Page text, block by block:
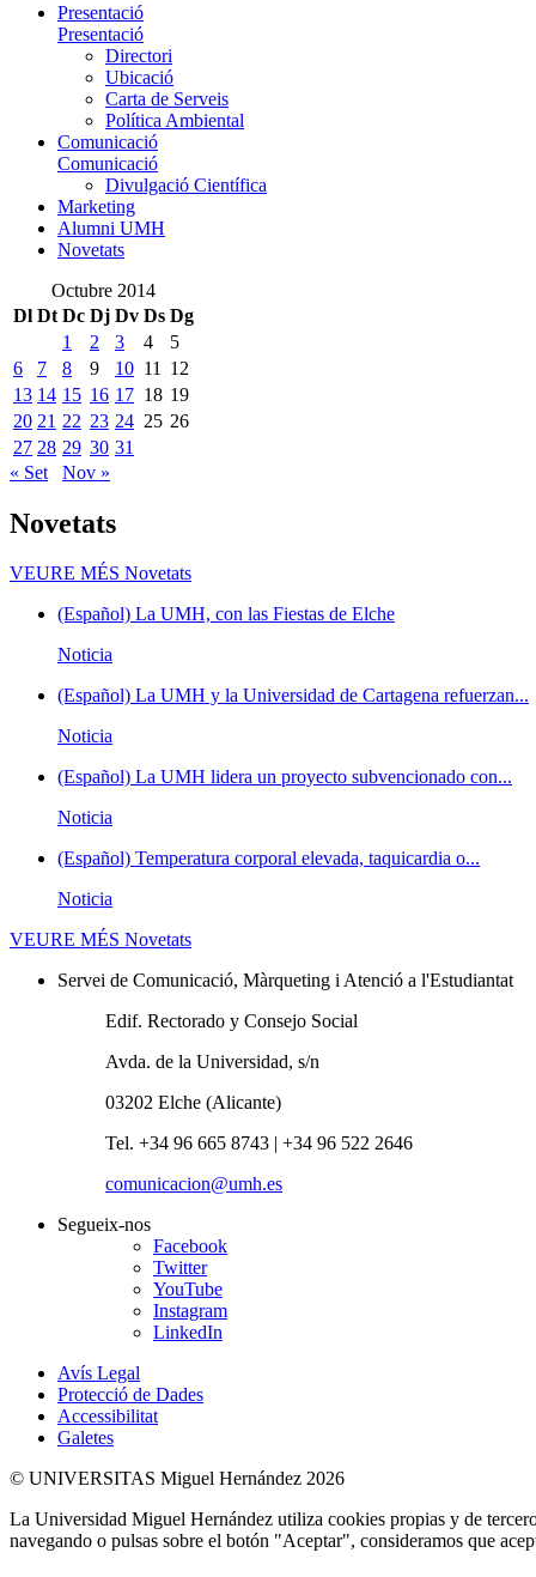
Presentació
Presentació
Directori
Ubicació
Carta de Serveis
Política Ambiental
Comunicació
Comunicació
Divulgació Científica
Marketing
Alumni UMH
Novetats
Octubre 2014
Dl Dt Dc Dj Dv Ds Dg
1
2 3 4
5
6
7 8 9 10 11
12
13 14 15 16 17 18 19
20 21 22 23 24 25 26
27 28 29 30 31
« Set
Nov »
Novetats
VEURE MÉS Novetats
(Español) La UMH, con las Fiestas de Elche
Noticia
(Español) La UMH y la Universidad de Cartagena refuerzan...
Noticia
(Español) La UMH lidera un proyecto subvencionado con...
Noticia
(Español) Temperatura corporal elevada, taquicardia o...
Noticia
VEURE MÉS Novetats
Servei de Comunicació, Màrqueting i Atenció a l'Estudiantat
Edif. Rectorado y Consejo Social
Avda. de la Universidad, s/n
03202 Elche (Alicante)
Tel. +34 96 665 8743 | +34 96 522 2646
comunicacion@umh.es
Segueix-nos
Facebook
Twitter
YouTube
Instagram
LinkedIn
Avís Legal
Protecció de Dades
Accessibilitat
Galetes
© UNIVERSITAS Miguel Hernández 2026
La Universidad Miguel Hernández utiliza cookies propias y de
navegando o pulsas sobre el botón "Aceptar", consideramos que